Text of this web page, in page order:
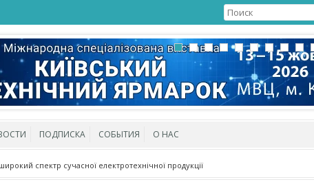
ПОДПИСКА СОБЫТИЯ О НАС
спектр сучасної електротехнічної продукції